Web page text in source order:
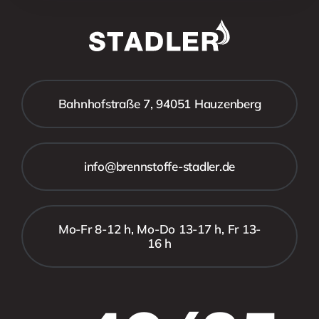
Bahnhofstraße 7, 94051 Hauzenberg
info@brennstoffe-stadler.de
Mo-Fr 8-12 h, Mo-Do 13-17 h, Fr 13-
16 h